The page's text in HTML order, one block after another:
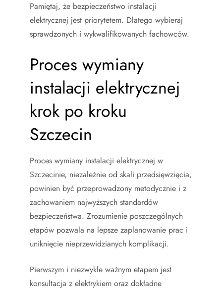
Pamiętaj, że bezpieczeństwo instalacji
elektrycznej jest priorytetem. Dlatego wybieraj
sprawdzonych i wykwalifikowanych fachowców.
Proces wymiany
instalacji elektrycznej
krok po kroku
Szczecin
Proces wymiany instalacji elektrycznej w
Szczecinie, niezależnie od skali przedsięwzięcia,
powinien być przeprowadzony metodycznie i z
zachowaniem najwyższych standardów
bezpieczeństwa. Zrozumienie poszczególnych
etapów pozwala na lepsze zaplanowanie prac i
uniknięcie nieprzewidzianych komplikacji.
Pierwszym i niezwykle ważnym etapem jest
konsultacja z elektrykiem oraz dokładne